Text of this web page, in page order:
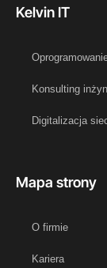
Kelvin IT
Konsulting
Digitalizacja
Mapa strony
O firmie
Kariera